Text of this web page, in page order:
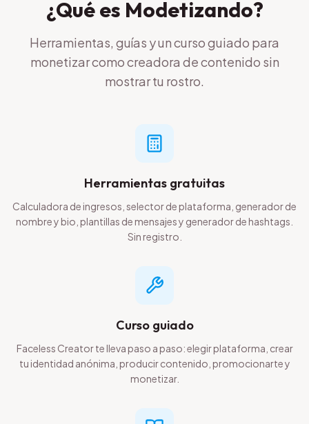
¿Qué es Modetizando?
Herramientas, guías y un curso guiado para
monetizar como creadora de contenido sin
mostrar tu rostro.
Herramientas gratuitas
Calculadora de ingresos, selector de plataforma, generador de
nombre y bio, plantillas de mensajes y generador de hashtags.
Sin registro.
Curso guiado
Faceless Creator te lleva paso a paso: elegir plataforma, crear
tu identidad anónima, producir contenido, promocionarte y
monetizar.